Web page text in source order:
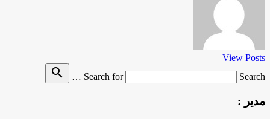
View Posts
Search for
Search …
search
مدیر :